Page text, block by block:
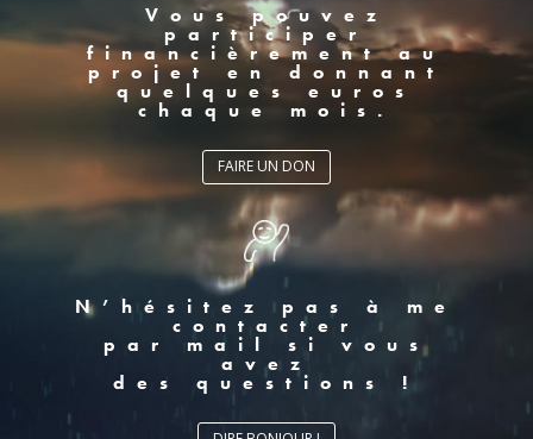
Vous pouvez
participer
financièrement au
projet en donnant
quelques euros
chaque mois.
FAIRE UN DON
N’hésitez pas à me
contacter
par mail si vous
avez
des questions !